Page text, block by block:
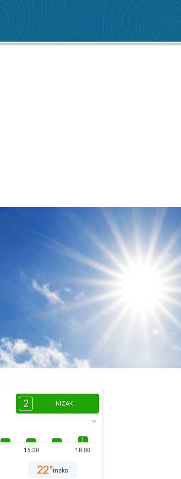
2 NIZAK
16:00
1
18:00
22°maks